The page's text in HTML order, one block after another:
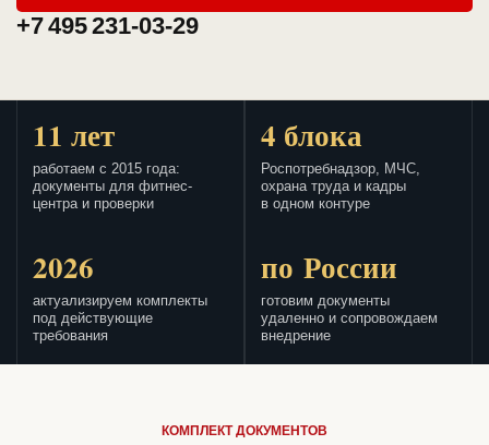
+7 495 231-03-29
11 лет
работаем с 2015 года:
документы для фитнес-
центра и проверки
4 блока
Роспотребнадзор, МЧС,
охрана труда и кадры
в одном контуре
2026
актуализируем комплекты
под действующие
требования
по России
готовим документы
удаленно и сопровождаем
внедрение
КОМПЛЕКТ ДОКУМЕНТОВ